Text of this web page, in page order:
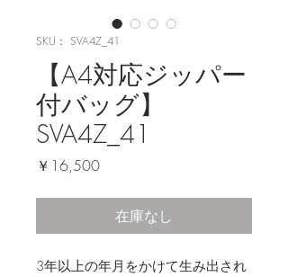
SKU： SVA4Z_41
【A4対応ジッパー
付バッグ】
SVA4Z_41
￥16,500価
在庫なし
3年以上の年月をかけて生み出され